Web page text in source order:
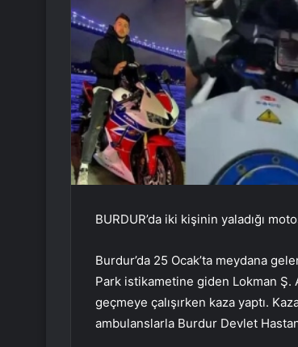
BURDUR’da iki kişinin yaladığı
Burdur’da 25 Ocak’ta meydana
Park istikametine giden Lokman Ş.
geçmeye çalışırken kaza yaptı.
ambulanslarla Burdur Devlet